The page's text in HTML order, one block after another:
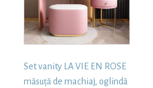
Set vanity LA VIE EN ROSE
măsuță de machiaj, oglindă